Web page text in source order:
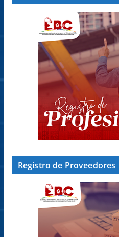
Registro de Proveedores